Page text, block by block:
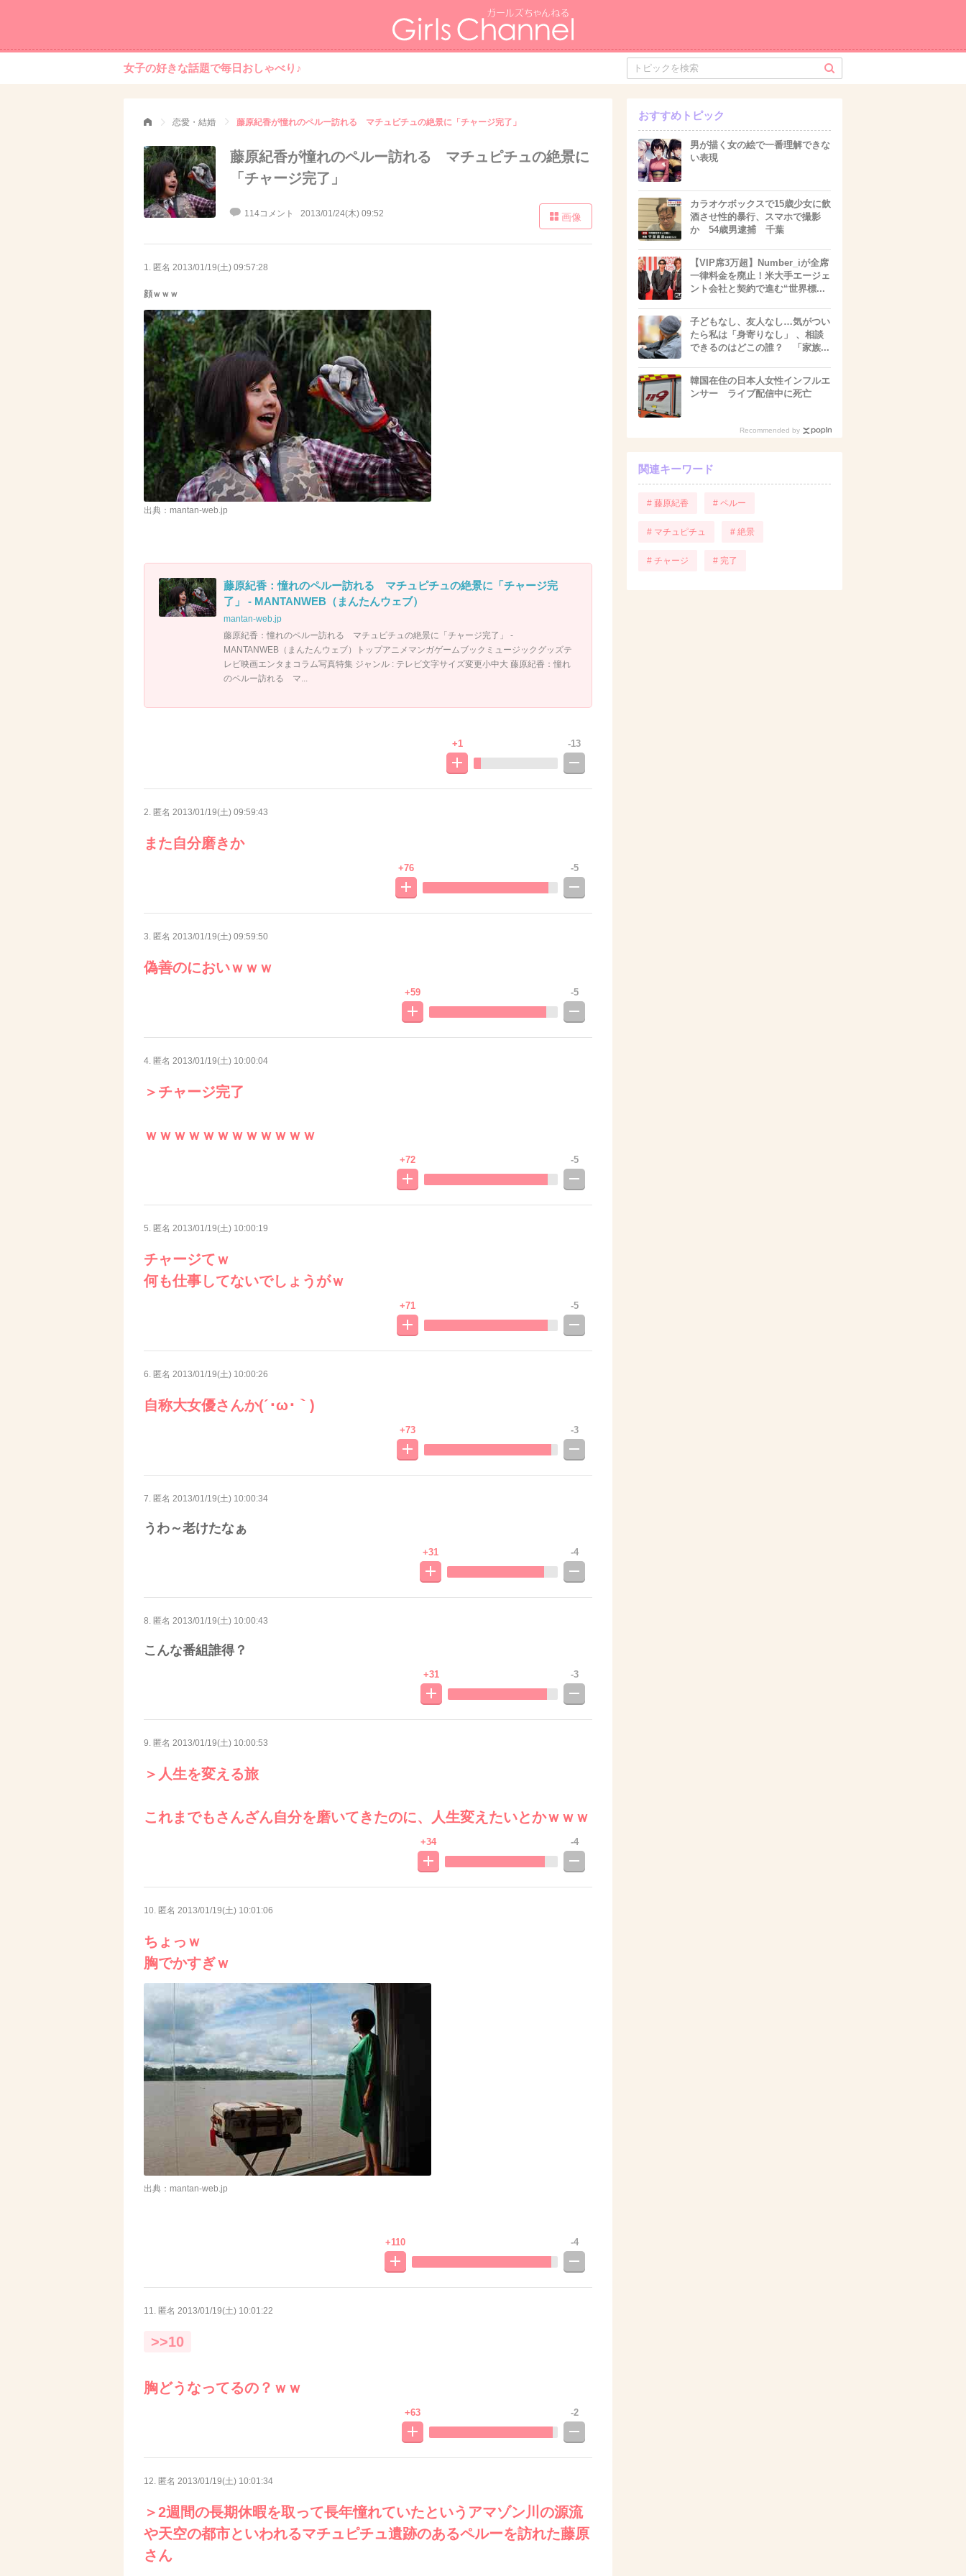
女子の好きな話題で毎日おしゃべり♪
恋愛・結婚 藤原紀香が憧れのペルー訪れる マチュピチュの絶景に「チャージ完了」
藤原紀香が憧れのペルー訪れる マチュピチュの絶景に
「チャージ完了」
114コメント 2013/01/24(木) 09:52 画像
1. 匿名 2013/01/19(土) 09:57:28
顔ｗｗｗ
出典：mantan-web.jp
藤原紀香：憧れのペルー訪れる マチュピチュの絶景に「チャージ完
了」 - MANTANWEB（まんたんウェブ）
mantan-web.jp
藤原紀香：憧れのペルー訪れる マチュピチュの絶景に「チャージ完了」 -
MANTANWEB（まんたんウェブ）トップアニメマンガゲームブックミュージックグッズテ
レビ映画エンタまコラム写真特集 ジャンル : テレビ文字サイズ変更小中大 藤原紀香：憧れ
のペルー訪れる マ...
+1 -13
2. 匿名 2013/01/19(土) 09:59:43
また自分磨きか
+76 -5
3. 匿名 2013/01/19(土) 09:59:50
偽善のにおいｗｗｗ
+59 -5
4. 匿名 2013/01/19(土) 10:00:04
＞チャージ完了
ｗｗｗｗｗｗｗｗｗｗｗｗ
+72 -5
5. 匿名 2013/01/19(土) 10:00:19
チャージてｗ
何も仕事してないでしょうがｗ
+71 -5
6. 匿名 2013/01/19(土) 10:00:26
自称大女優さんか(´･ω･｀)
+73 -3
7. 匿名 2013/01/19(土) 10:00:34
うわ～老けたなぁ
+31 -4
8. 匿名 2013/01/19(土) 10:00:43
こんな番組誰得？
+31 -3
9. 匿名 2013/01/19(土) 10:00:53
＞人生を変える旅
これまでもさんざん自分を磨いてきたのに、人生変えたいとかｗｗｗ
+34 -4
10. 匿名 2013/01/19(土) 10:01:06
ちょっｗ
胸でかすぎｗ
出典：mantan-web.jp
+110 -4
11. 匿名 2013/01/19(土) 10:01:22
>>10
胸どうなってるの？ｗｗ
+63 -2
12. 匿名 2013/01/19(土) 10:01:34
＞2週間の長期休暇を取って長年憧れていたというアマゾン川の源流
や天空の都市といわれるマチュピチュ遺跡のあるペルーを訪れた藤原
さん
おすすめトピック
男が描く女の絵で一番理解できな
い表現
カラオケボックスで15歳少女に飲
酒させ性的暴行、スマホで撮影
か 54歳男逮捕 千葉
【VIP席3万超】Number_iが全席
一律料金を廃止！米大手エージェ
ント会社と契約で進む“世界標...
子どもなし、友人なし…気がつい
たら私は「身寄りなし」 、相談
できるのはどこの誰？ 「家族...
韓国在住の日本人女性インフルエ
ンサー ライブ配信中に死亡
Recommended by
関連キーワード
# 藤原紀香 # ペルー
# マチュピチュ # 絶景
# チャージ # 完了